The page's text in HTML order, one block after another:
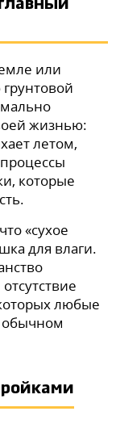
или
жизнью:
летом,
которые
«сухое
для влаги.
любые
обычном